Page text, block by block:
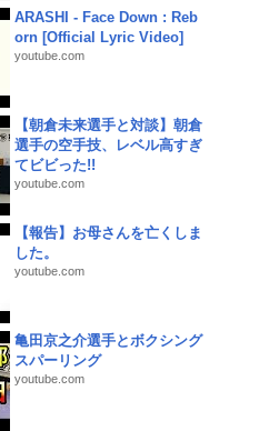
ARASHI - Face Down : Reb
orn [Official Lyric Video]
youtube.com
【朝倉未来選手と対談】朝倉
選手の空手技、レベル高すぎ
てビビった!!
youtube.com
【報告】お母さんを亡くしま
した。
youtube.com
亀田京之介選手とボクシング
スパーリング
youtube.com